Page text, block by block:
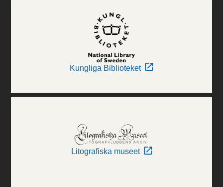
Kungliga Biblioteket
Litografiska museet